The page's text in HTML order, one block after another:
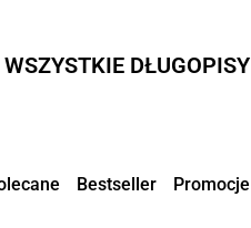
DŁUGOPISY
Bestseller Promocje